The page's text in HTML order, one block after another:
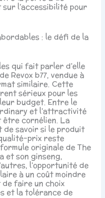
l’accessibilité pour
: le défi de la
qui fait parler d’elle
Revox b77, vendue à
similaire. Cette
sérieux pour les
budget. Entre le
et l’attractivité
être cornélien. La
de savoir si le produit
prix reste
originale de The
et son ginseng,
l’opportunité de
à un coût moindre
faire un choix
et la tolérance de